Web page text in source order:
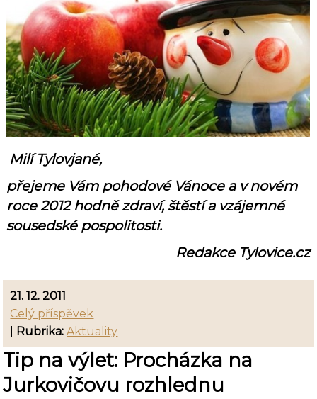
Milí Tylovjané,
přejeme Vám pohodové Vánoce a v novém
roce 2012 hodně zdraví, štěstí a vzájemné
sousedské pospolitosti.
Redakce Tylovice.cz
21. 12. 2011
Celý příspěvek
Rubrika: Aktuality
Tip na výlet: Procházka na
Jurkovičovu rozhlednu